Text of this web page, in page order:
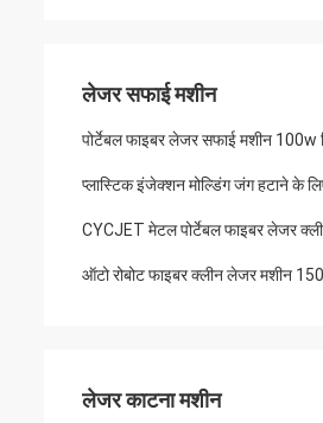
लेजर सफाई मशीन
पोर्टेबल फाइबर लेजर सफाई मशीन
प्लास्टिक इंजेक्शन मोल्डिंग जंग हटाने के
CYCJET मेटल पोर्टेबल फाइबर लेजर
ऑटो रोबोट फाइबर क्लीन लेजर मशीन
लेजर काटना मशीन